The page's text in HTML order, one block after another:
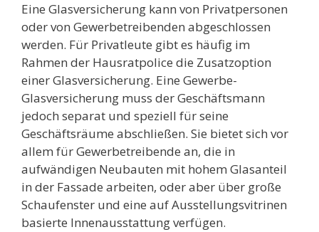
Eine Glasversicherung kann von Privatpersonen
oder von Gewerbetreibenden abgeschlossen
werden. Für Privatleute gibt es häufig im
Rahmen der Hausratpolice die Zusatzoption
einer Glasversicherung. Eine Gewerbe-
Glasversicherung muss der Geschäftsmann
jedoch separat und speziell für seine
Geschäftsräume abschließen. Sie bietet sich vor
allem für Gewerbetreibende an, die in
aufwändigen Neubauten mit hohem Glasanteil
in der Fassade arbeiten, oder aber über große
Schaufenster und eine auf Ausstellungsvitrinen
basierte Innenausstattung verfügen.